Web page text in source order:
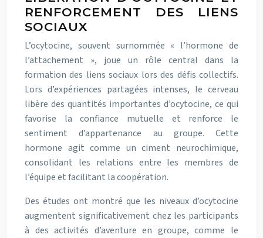
RENFORCEMENT DES LIENS
SOCIAUX
L’ocytocine, souvent surnommée « l’hormone de
l’attachement », joue un rôle central dans la
formation des liens sociaux lors des défis collectifs.
Lors d’expériences partagées intenses, le cerveau
libère des quantités importantes d’ocytocine, ce qui
favorise la confiance mutuelle et renforce le
sentiment d’appartenance au groupe. Cette
hormone agit comme un ciment neurochimique,
consolidant les relations entre les membres de
l’équipe et facilitant la coopération.
Des études ont montré que les niveaux d’ocytocine
augmentent significativement chez les participants
à des activités d’aventure en groupe, comme le